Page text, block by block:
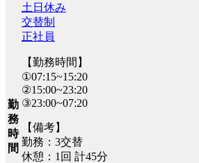
勤
務
時
間
土日休み
交替制
正社員
【勤務時間】
①07:15~15:20
②15:00~23:20
③23:00~07:20
【備考】
勤務：3交替
休憩：1回 計45分